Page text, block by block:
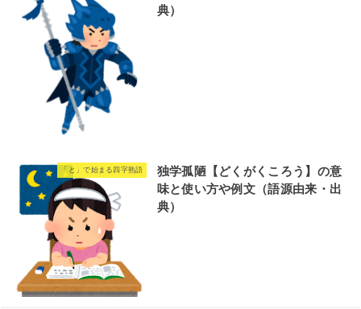
典）
「と」で始まる四字熟語
独学孤陋【どくがくころう】の意
味と使い方や例文（語源由来・出
典）